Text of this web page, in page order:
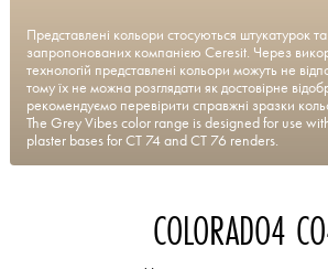
Представлені кольори стосуються штукатурок
запропонованих компанією Ceresit. Через
технологій представлені кольори можуть не
тому їх не можна розглядати як достовірне
рекомендуємо перевірити справжні зразки
The Grey Vibes color range is designed for use
plaster bases for CT 74 and CT 76 renders.
COLORADO4